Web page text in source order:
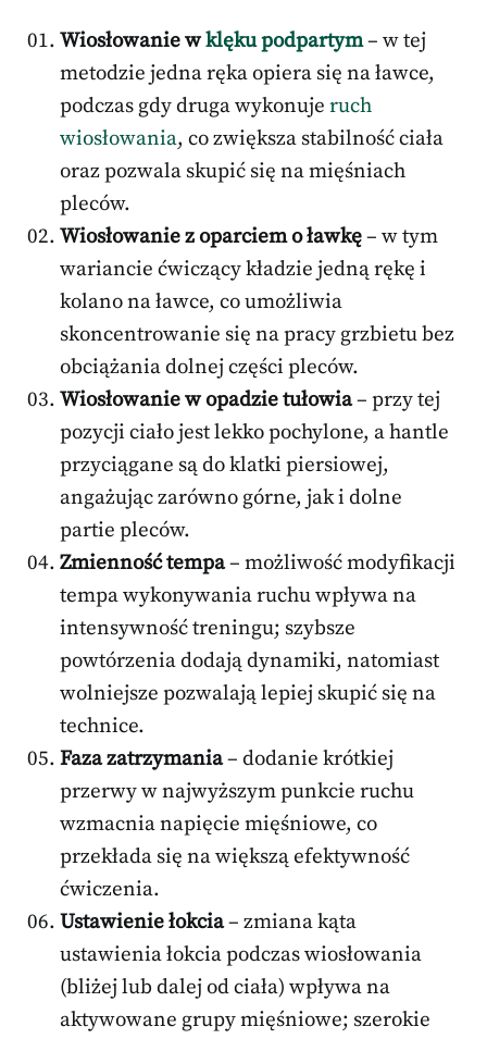
Wiosłowanie wklęku podpartym– w tej
metodzie jedna ręka opiera się na ławce,
podczas gdy druga wykonuje ruch
wiosłowania, co zwiększa stabilność ciała
oraz pozwala skupić się na mięśniach
pleców.
Wiosłowanie z oparciem o ławkę– w tym
wariancie ćwiczący kładzie jedną rękę i
kolano na ławce, co umożliwia
skoncentrowanie się na pracy grzbietu bez
obciążania dolnej części pleców.
Wiosłowanie w opadzie tułowia– przy tej
pozycji ciało jest lekko pochylone, a hantle
przyciągane są do klatki piersiowej,
angażując zarówno górne, jak i dolne
partie pleców.
Zmienność tempa– możliwość modyfikacji
tempa wykonywania ruchu wpływa na
intensywność treningu; szybsze
powtórzenia dodają dynamiki, natomiast
wolniejsze pozwalają lepiej skupić się na
technice.
Faza zatrzymania– dodanie krótkiej
przerwy w najwyższym punkcie ruchu
wzmacnia napięcie mięśniowe, co
przekłada się na większą efektywność
ćwiczenia.
Ustawienie łokcia– zmiana kąta
ustawienia łokcia podczas wiosłowania
(bliżej lub dalej od ciała) wpływa na
aktywowane grupy mięśniowe; szerokie